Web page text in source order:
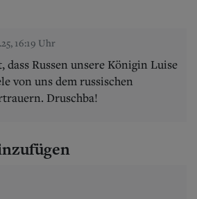
16:19 Uhr
dass Russen unsere Königin Luise
von uns dem russischen
Druschba!